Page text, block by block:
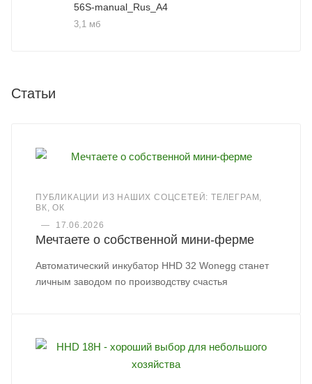
56S-manual_Rus_A4
3,1 мб
Статьи
ПУБЛИКАЦИИ ИЗ НАШИХ СОЦСЕТЕЙ: ТЕЛЕГРАМ,
ВК, ОК
—
17.06.2026
Мечтаете о собственной мини-ферме
Автоматический инкубатор HHD 32 Wonegg станет
личным заводом по производству счастья